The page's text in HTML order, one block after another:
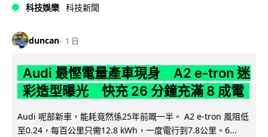
科技娛樂 科技新聞
duncan 1 日
Audi 最慳電量產車現身 A2 e-tron 迷
彩造型曝光 快充 26 分鐘充滿 8 成電
Audi 呢部新車，能耗竟然係25年前嘅一半。 A2 e-tron 風阻低
至0.24，每百公里只需12.8 kWh，一度電行到7.8公里。6...